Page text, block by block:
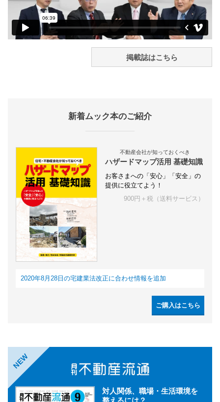
掲載誌はこちら
新着ムック本のご紹介
不動産会社が知っておくべき
ハザードマップ活用 基礎知識
お客さまへの「安心」「安全」の
提供に役立てよう！
900円＋税（送料サービス）
2020年8月28日の宅建業法改正に合わせ情報を追加
ご購入はこちら
NEW
対人関係、職場・生活環境を